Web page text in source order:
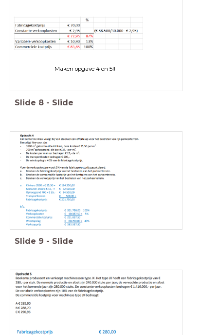
Maken opgave 4 en 5!!
Slide 8 - Slide
Slide 9 - Slide